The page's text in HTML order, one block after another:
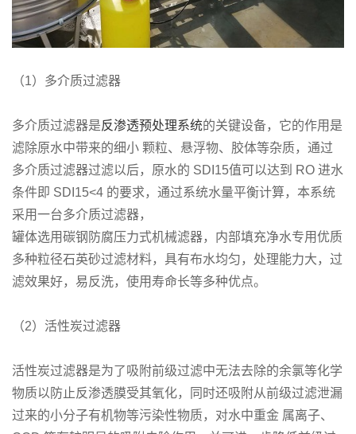
（1）多介质过滤器
多介质过滤器是反渗透预处理系统的关键设备，它的作用是
滤除原水中带来的细小 颗粒、悬浮物、胶体等杂质，通过
多介质过滤器过滤以后，原水的 SDI15值可以达到 RO 进水
条件即 SDI15<4 的要求，通过系统水量平衡计算，本系统
采用一台多介质过滤器，
罐体选用碳钢防腐压力式机械滤器，内部填充净水专用优质
多种粒径石英砂过滤材料，具有布水均匀，处理能力大，过
滤效果好，易反洗，使用寿命长等多种优点。
（2）活性炭过滤器
活性炭过滤器是为了吸附前级过滤中无法去除的余氯等化学
物质以防止反渗透膜受其氧化，同时还吸附从前级过滤泄漏
过来的小分子有机物等污染性物质，对水中重金 属离子、